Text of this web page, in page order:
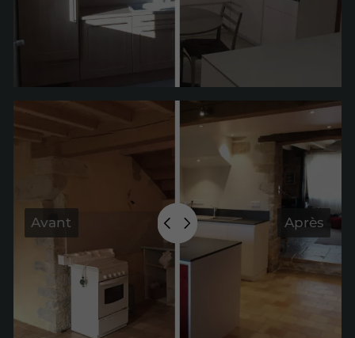
Avant Après